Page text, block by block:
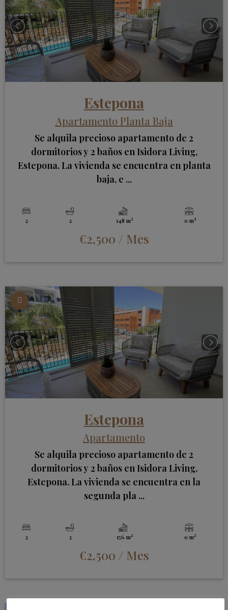
Estepona
Apartamento Planta Baja
Se alquila precioso apartamento de 2
dormitorios y 2 baños en Isidora Living,
Estepona. La vivienda se encuentra en planta
baja, e ...
2 2 148 m2 0 m2
€2,500 / Mes
Estepona
Apartamento
Se alquila precioso apartamento de 2
dormitorios y 2 baños en Isidora Living,
Estepona. La vivienda se encuentra en la
segunda pla ...
2 2 156 m2 0 m2
€2,500 / Mes